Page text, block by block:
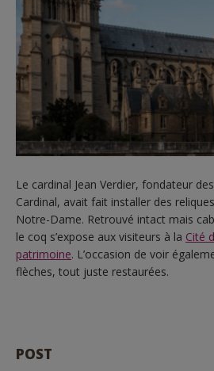
Le cardinal Jean Verdier, fondateur
Cardinal, avait fait installer des
Notre-Dame. Retrouvé intact mais
le coq s’expose aux visiteurs à la Cité
patrimoine. L’occasion de voir
flèches, tout juste restaurées.
POST